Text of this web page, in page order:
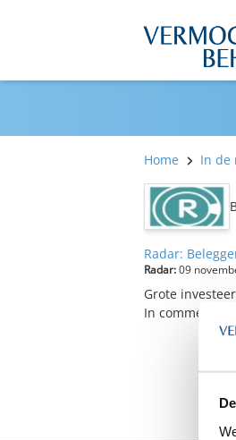
Home In de
Radar:
Radar:09
Grote
In